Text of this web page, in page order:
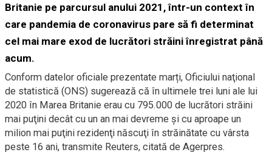
Britanie pe parcursul anului 2021, într-un context în
care pandemia de coronavirus pare să fi determinat
cel mai mare exod de lucrători străini înregistrat până
acum.
Conform datelor oficiale prezentate marți, Oficiului naţional
de statistică (ONS) sugerează că în ultimele trei luni ale lui
2020 în Marea Britanie erau cu 795.000 de lucrători străini
mai puţini decât cu un an mai devreme şi cu aproape un
milion mai puţini rezidenţi născuţi în străinătate cu vârsta
peste 16 ani, transmite Reuters, citată de Agerpres.